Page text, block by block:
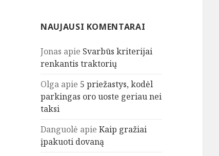
NAUJAUSI KOMENTARAI
Jonas apie Svarbūs kriterijai
renkantis traktorių
Olga apie 5 priežastys, kodėl
parkingas oro uoste geriau nei
taksi
Danguolė apieKaip gražiai
įpakuoti dovaną